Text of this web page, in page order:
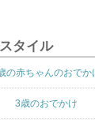
タイル
の赤ちゃんのおでか
3歳のおでかけ